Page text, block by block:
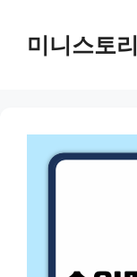
content미니스토리